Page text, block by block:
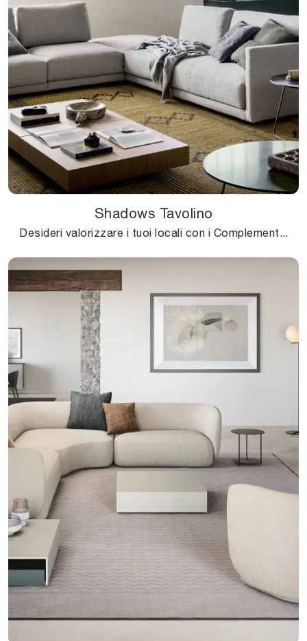
Shadows Tavolino
Desideri valorizzare i tuoi locali con i Complementi Novamobili? Ti presentiamo differenti modelli di tavolini in legno come Shadows Tavolino.